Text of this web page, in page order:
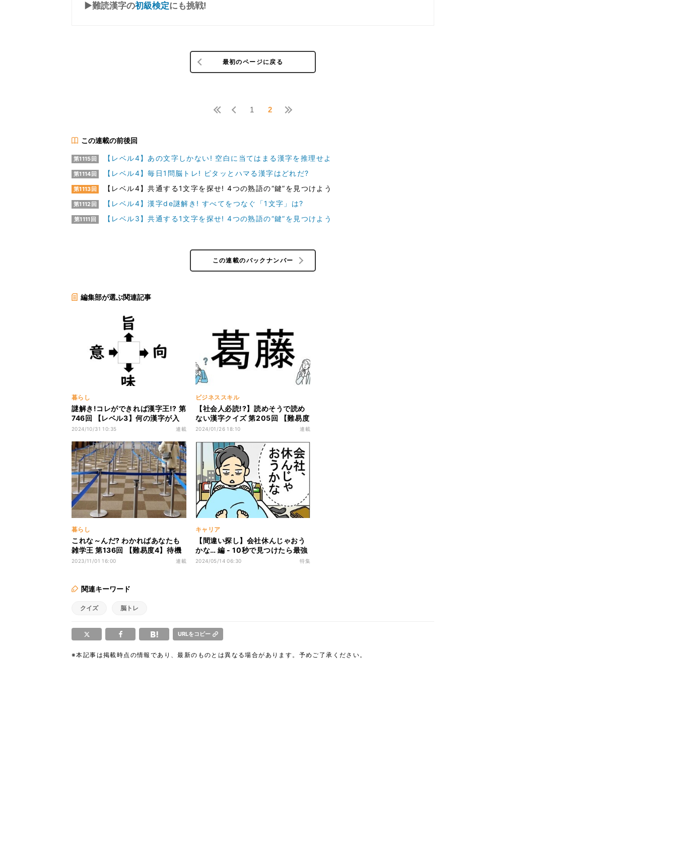
▶難読漢字の初級検定にも挑戦!
最初のページに戻る
1 2
この連載の前後回
第1115回 【レベル4】あの文字しかない! 空白に当てはまる漢字を推理せよ
第1114回 【レベル4】毎日1問脳トレ! ピタッとハマる漢字はどれだ?
第1113回 【レベル4】共通する1文字を探せ! 4つの熟語の“鍵”を見つけよう
第1112回 【レベル4】漢字de謎解き! すべてをつなぐ「1文字」は?
第1111回 【レベル3】共通する1文字を探せ! 4つの熟語の“鍵”を見つけよう
この連載のバックナンバー
編集部が選ぶ関連記事
暮らし
謎解き!コレができれば漢字王!? 第
746回 【レベル3】何の漢字が入
るでしょう? - ヒントは"面白み"
2024/10/31 10:35 連載
ビジネススキル
【社会人必読!?】読めそうで読め
ない漢字クイズ 第205回 【難易度
3】なんと読むでしょう!? - サラっ
2024/01/26 18:10 連載
暮らし
これな～んだ? わかればあなたも
雑学王 第136回 【難易度4】待機
列などに使用される“仕切り”の名
2023/11/01 16:00 連載
キャリア
【間違い探し】会社休んじゃおう
かな… 編 - 10秒で見つけたら最強
かも! 間違いだらけの新入社員
2024/05/14 06:30 特集
関連キーワード
クイズ 脳トレ
URLをコピー
※本記事は掲載時点の情報であり、最新のものとは異なる場合があります。予めご了承ください。